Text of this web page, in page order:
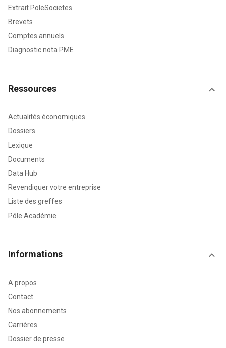
Extrait PoleSocietes
Brevets
Comptes annuels
Diagnostic nota PME
Ressources
Actualités économiques
Dossiers
Lexique
Documents
Data Hub
Revendiquer votre entreprise
Liste des greffes
Pôle Académie
Informations
A propos
Contact
Nos abonnements
Carrières
Dossier de presse